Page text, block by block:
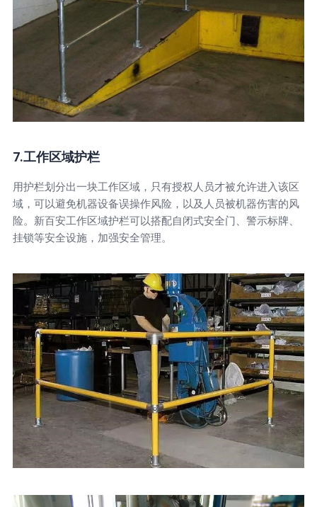
7.工作区域护栏
用护栏划分出一块工作区域，只有授权人员才被允许进入该区
域，可以避免机器设备误操作风险，以及人员被机器伤害的风
险。新百安工作区域护栏可以搭配自闭式安全门、警示标牌、
挂锁等安全设施，加强安全管理。